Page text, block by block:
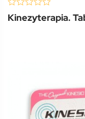
0
out
(0 Review )
Kinezyterapia.